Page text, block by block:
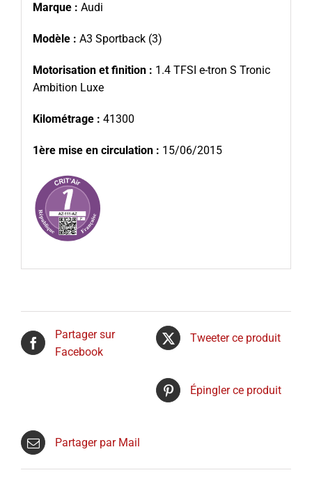
Marque : Audi
Modèle : A3 Sportback (3)
Motorisation et finition : 1.4 TFSI e-tron S Tronic
Ambition Luxe
Kilométrage : 41300
1ère mise en circulation : 15/06/2015
Partager sur
Facebook
Tweeter ce produit
Épingler ce produit
Partager par Mail